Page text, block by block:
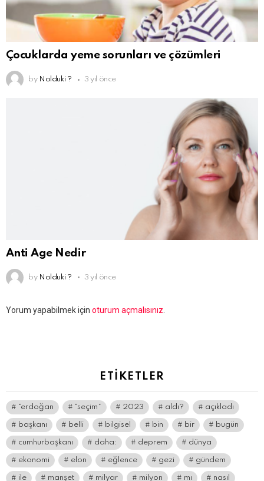
Çocuklarda yeme sorunları ve çözümleri
by Nolduki ? 3 yıl önce
Anti Age Nedir
by Nolduki ? 3 yıl önce
Bir
Yorum yapabilmek için oturum açmalısınız
ETIKETLER
“erdoğan “seçim” 2023 aldı? açıkladı
başkanı belli bilgisel bin bir bugün
cumhurbaşkanı daha: deprem dünya
ekonomi elon eğlence gezi gündem
ile manşet milyar milyon mı nasıl